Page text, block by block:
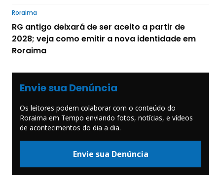
Roraima
RG antigo deixará de ser aceito a partir de
2028; veja como emitir a nova identidade em
Roraima
Envie sua Denúncia
Os leitores podem colaborar com o conteúdo do
Roraima em Tempo enviando fotos, notícias, e vídeos
de acontecimentos do dia a dia.
Envie sua Denúncia